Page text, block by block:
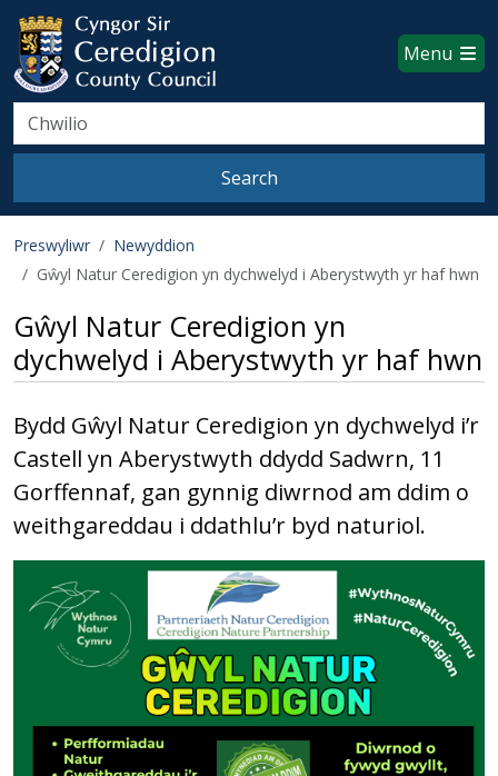
Skip to main content
Ceredigion County Council
Menu
Search
Search
Preswyliwr
Newyddion
Gŵyl Natur Ceredigion yn dychwelyd i Aberystwyth yr haf hwn
Gŵyl Natur Ceredigion yn
dychwelyd i Aberystwyth yr haf hwn
Bydd Gŵyl Natur Ceredigion yn dychwelyd i’r
Castell yn Aberystwyth ddydd Sadwrn, 11
Gorffennaf, gan gynnig diwrnod am ddim o
weithgareddau i ddathlu’r byd naturiol.